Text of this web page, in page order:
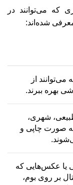
که می‌توانند در
شده‌اند:
می‌توانند از
بهره ببرند.
شهری،
صورت چاپی و
یا عکس‌هایی که
بر روی بوم،